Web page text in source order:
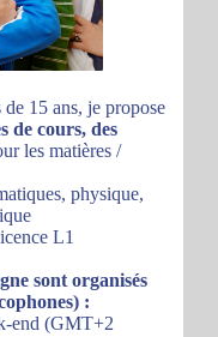
15 ans, je propose
de cours, des
les matières /
physique,
L1
sont organisés
:
end (GMT+2